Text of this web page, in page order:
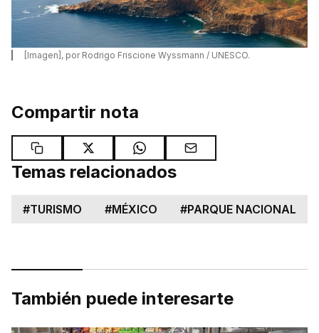
[Imagen], por Rodrigo Friscione Wyssmann / UNESCO.
Compartir nota
Temas relacionados
#TURISMO #MÉXICO #PARQUE NACIONAL
También puede interesarte